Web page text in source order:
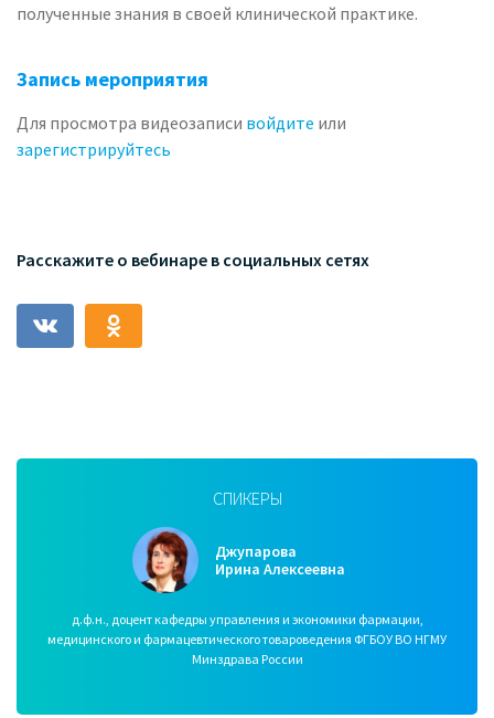
полученные знания в своей клинической практике.
Запись мероприятия
Для просмотра видеозаписи войдите или
зарегистрируйтесь
Расскажите о вебинаре в социальных сетях
СПИКЕРЫ
Джупарова
Ирина Алексеевна
д.ф.н., доцент кафедры управления и экономики фармации,
медицинского и фармацевтического товароведения ФГБОУ ВО НГМУ
Минздрава России